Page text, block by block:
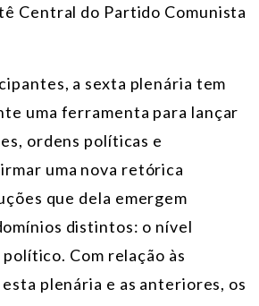
Central do Partido Comunista
a sexta plenária tem
uma ferramenta para lançar
ordens políticas e
uma nova retórica
que dela emergem
distintos: o nível
Com relação às
plenária e as anteriores, os